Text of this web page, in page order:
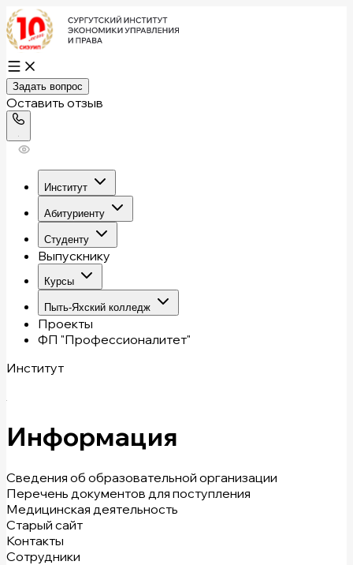
Задать вопрос
Оставить отзыв
Институт
Абитуриенту
Студенту
Выпускнику
Курсы
Пыть-Яхский колледж
Проекты
ФП "Профессионалитет"
Институт
Информация
Сведения об образовательной организации
Перечень документов для поступления
Медицинская деятельность
Старый сайт
Контакты
Сотрудники